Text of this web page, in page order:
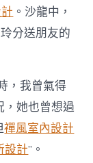
。沙龍中，
分送朋友的
，我曾氣得
，她也曾想過
禪風室內設計
設計”。